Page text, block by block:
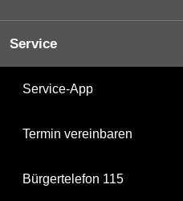
Service
Service-App
Termin vereinbaren
Bürgertelefon 115